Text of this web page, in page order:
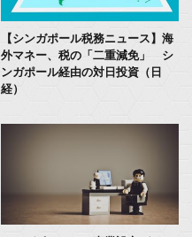
【シンガポール税務ニュース】海
外マネー、税の「二重減免」 シ
ンガポール経由の対日投資（日
経）